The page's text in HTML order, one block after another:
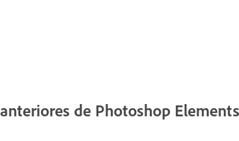
de Photoshop Elements